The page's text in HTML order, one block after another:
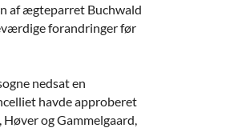
af ægteparret Buchwald
forandringer før
nedsat en
havde approberet
og Gammelgaard,